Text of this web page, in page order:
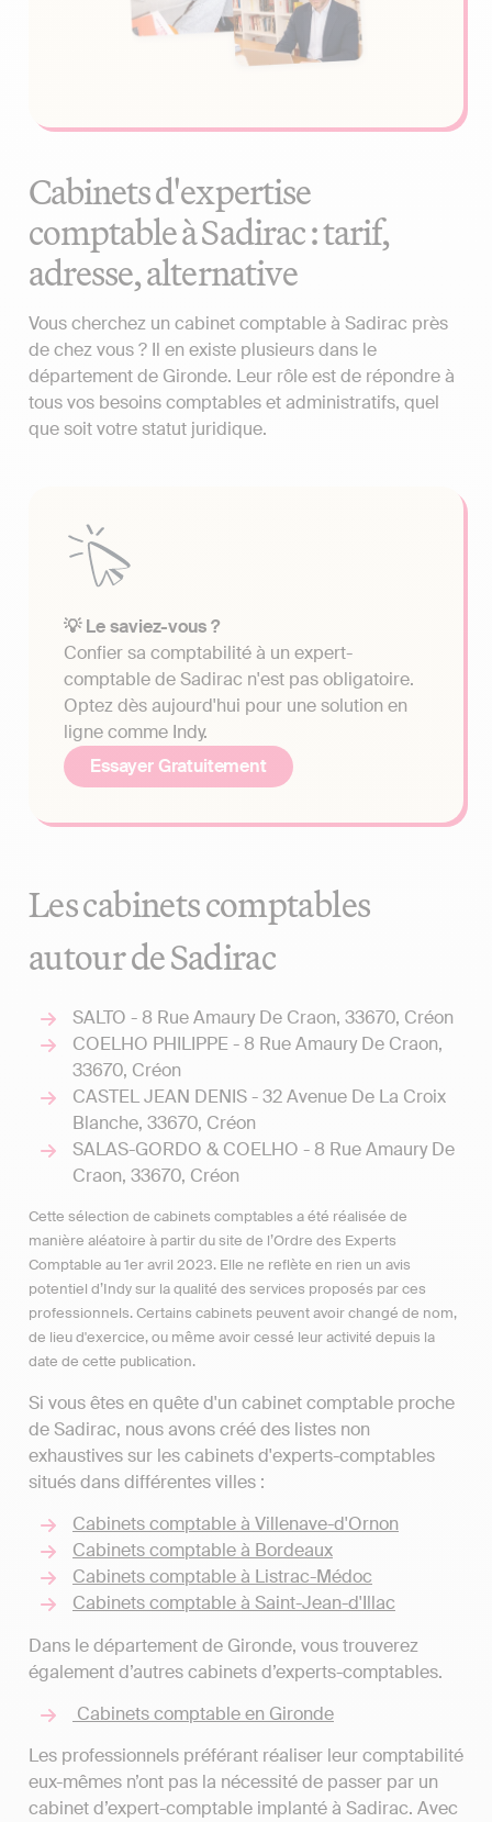
Cabinets d'expertise
comptable à Sadirac : tarif,
adresse, alternative
Vous cherchez un cabinet comptable à Sadirac près
de chez vous ? Il en existe plusieurs dans le
département de Gironde. Leur rôle est de répondre à
tous vos besoins comptables et administratifs, quel
que soit votre statut juridique.
💡 Le saviez-vous ?
Confier sa comptabilité à un expert-
comptable de Sadirac n'est pas obligatoire.
Optez dès aujourd'hui pour une solution en
ligne comme Indy.
Essayer Gratuitement
Les cabinets comptables
autour de Sadirac
SALTO - 8 Rue Amaury De Craon, 33670, Créon
COELHO PHILIPPE - 8 Rue Amaury De Craon,
33670, Créon
CASTEL JEAN DENIS - 32 Avenue De La Croix
Blanche, 33670, Créon
SALAS-GORDO & COELHO - 8 Rue Amaury De
Craon, 33670, Créon
Cette sélection de cabinets comptables a été réalisée de
manière aléatoire à partir du site de l’Ordre des Experts
Comptable au 1er avril 2023. Elle ne reflète en rien un avis
potentiel d’Indy sur la qualité des services proposés par ces
professionnels. Certains cabinets peuvent avoir changé de nom,
de lieu d'exercice, ou même avoir cessé leur activité depuis la
date de cette publication.
Si vous êtes en quête d'un cabinet comptable proche
de Sadirac, nous avons créé des listes non
exhaustives sur les cabinets d'experts-comptables
situés dans différentes villes :
Cabinets comptable à Villenave-d'Ornon
Cabinets comptable à Bordeaux
Cabinets comptable à Listrac-Médoc
Cabinets comptable à Saint-Jean-d'Illac
Dans le département de Gironde, vous trouverez
également d’autres cabinets d’experts-comptables.
Cabinets comptable en Gironde
Les professionnels préférant réaliser leur comptabilité
eux-mêmes n’ont pas la nécessité de passer par un
cabinet d’expert-comptable implanté à Sadirac. Avec